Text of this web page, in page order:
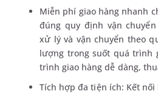
Miễn phí giao hàng nhanh
đúng quy định vận
xử lý và vận chuyển theo
lượng trong suốt quá trình
trình giao hàng dễ dàng,
Tích hợp đa tiện ích: Kết